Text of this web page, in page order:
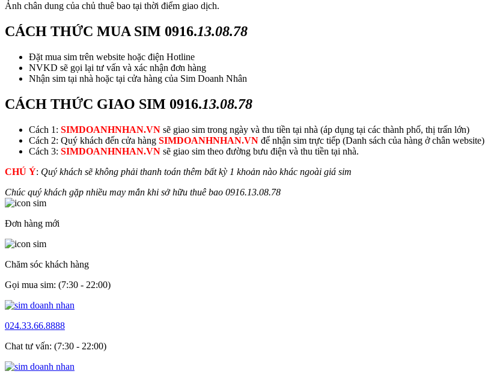
Ảnh chân dung của chủ thuê bao tại thời điểm giao dịch.
CÁCH THỨC MUA SIM 0916.13.08.78
Đặt mua sim trên website hoặc điện Hotline
NVKD sẽ gọi lại tư vấn và xác nhận đơn hàng
Nhận sim tại nhà hoặc tại cửa hàng của Sim Doanh Nhân
CÁCH THỨC GIAO SIM 0916.13.08.78
Cách 1: SIMDOANHNHAN.VN sẽ giao sim trong ngày và thu tiền tại nhà (áp dụng tại các thành phố, thị trấn lớn)
Cách 2: Quý khách đến cửa hàng SIMDOANHNHAN.VN để nhận sim trực tiếp (Danh sách của hàng ở chân website)
Cách 3: SIMDOANHNHAN.VN sẽ giao sim theo đường bưu điện và thu tiền tại nhà.
CHÚ Ý: Quý khách sẽ không phải thanh toán thêm bất kỳ 1 khoản nào khác ngoài giá sim
Chúc quý khách gặp nhiều may mắn khi sở hữu thuê bao 0916.13.08.78
Đơn hàng mới
Chăm sóc khách hàng
Gọi mua sim: (7:30 - 22:00)
024.33.66.8888
Chat tư vấn: (7:30 - 22:00)